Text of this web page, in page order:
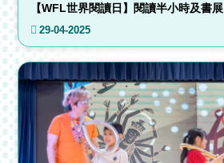
【WFL世界閱讀日】閱讀半小時及書展
29-04-2025